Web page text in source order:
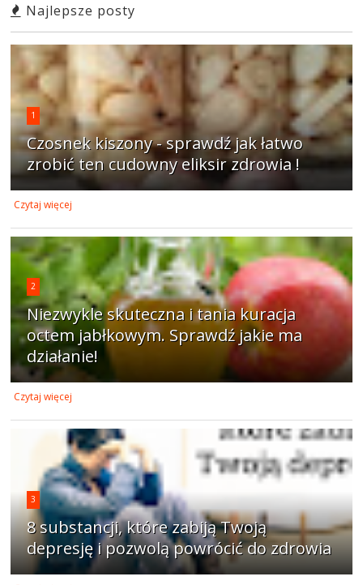
Najlepsze posty
1
Czosnek kiszony - sprawdź jak łatwo
zrobić ten cudowny eliksir zdrowia !
Czytaj więcej
2
Niezwykle skuteczna i tania kuracja
octem jabłkowym. Sprawdź jakie ma
działanie!
Czytaj więcej
3
8 substancji, które zabiją Twoją
depresję i pozwolą powrócić do zdrowia